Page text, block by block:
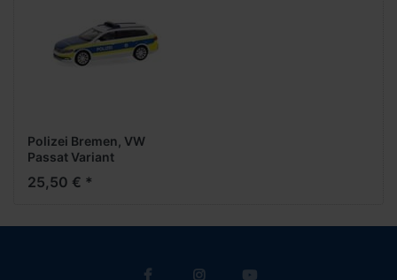
Polizei Bremen, VW
Passat Variant
25,50 € *